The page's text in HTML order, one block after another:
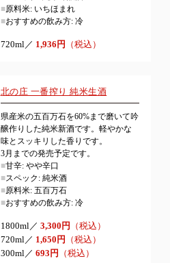
■原料米: いちほまれ
■おすすめの飲み方: 冷
720ml／ 1,936円 （税込）
北の庄 一番搾り 純米生酒
県産米の五百万石を60%まで磨いて吟
醸作りした純米新酒です。軽やかな
味とスッキリした香りです。
3月までの発売予定です。
■甘辛: やや辛口
■スペック: 純米酒
■原料米: 五百万石
■おすすめの飲み方: 冷
1800ml／ 3,300円 （税込）
720ml／ 1,650円 （税込）
300ml／ 693円 （税込）